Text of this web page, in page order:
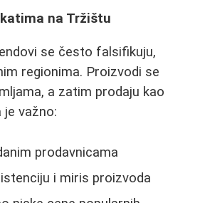
na Tržištu
se često falsifikuju,
regionima. Proizvodi se
a zatim prodaju kao
je važno:
prodavnicama
i miris proizvoda